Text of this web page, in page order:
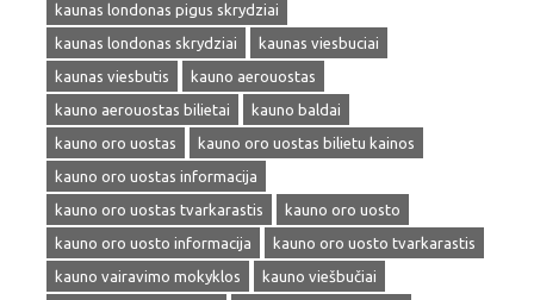
kaunas londonas pigus skrydziai
kaunas londonas skrydziai
kaunas viesbuciai
kaunas viesbutis
kauno aerouostas
kauno aerouostas bilietai
kauno baldai
kauno oro uostas
kauno oro uostas bilietu kainos
kauno oro uostas informacija
kauno oro uostas tvarkarastis
kauno oro uosto
kauno oro uosto informacija
kauno oro uosto tvarkarastis
kauno vairavimo mokyklos
kauno viešbučiai